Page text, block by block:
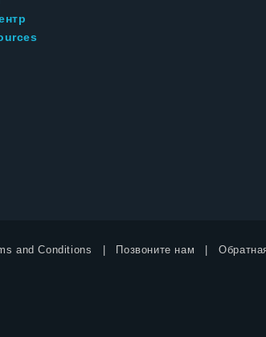
and Conditions Позвоните нам